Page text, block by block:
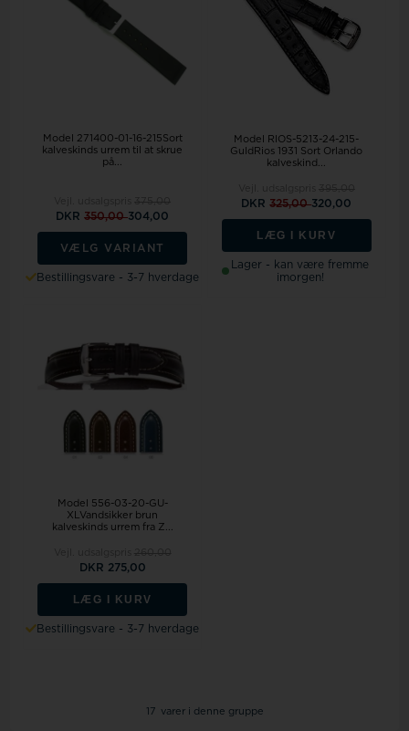
Model 271400-01-16-215Sort
kalveskinds urrem til at skrue
på...
DKR350,00304,00
VÆLG VARIANT
Bestillingsvare - 3-7 hverdage
Model RIOS-5213-24-215-
GuldRios 1931 Sort Orlando
kalveskind...
DKR325,00320,00
LÆG I KURV
Lager - kan være fremme
imorgen!
Model 556-03-20-GU-
XLVandsikker brun
kalveskinds urrem fra Z...
DKR 275,00
LÆG I KURV
Bestillingsvare - 3-7 hverdage
17 varer i denne gruppe